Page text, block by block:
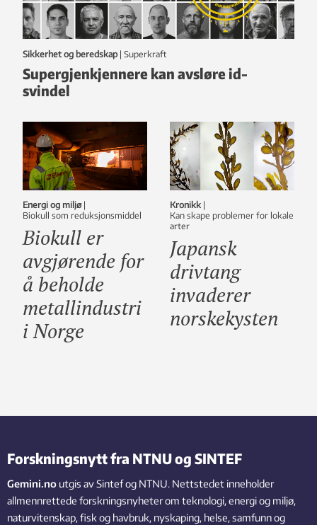
Sikkerhet og beredskap | Superkraft
Supergjenkjennere kan avsløre id-
svindel
Energi og miljø |
Biokull som reduksjonsmiddel
Biokull er
avgjørende for
å beholde
metallindustri
i Norge
Kronikk |
Kan skape problemer for lokale
arter
Japansk
drivtang
invaderer
norskekysten
Forskningsnytt fra NTNU og SINTEF
Gemini.no utgis av Sintef og NTNU. Nettstedet inneholder
allmennrettede forskningsnyheter om teknologi, energi og miljø,
naturvitenskap, fisk og havbruk, nyskaping, helse, samfunn og